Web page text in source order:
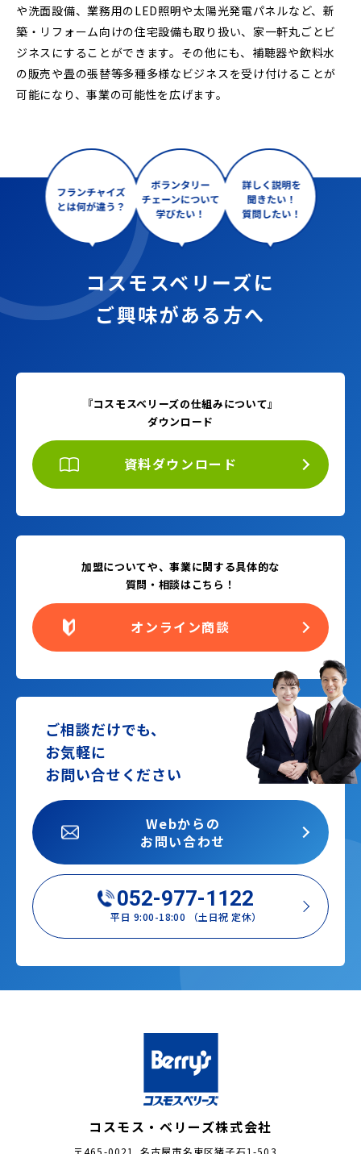
や洗面設備、業務用のLED照明や太陽光発電パネルなど、新
築・リフォーム向けの住宅設備も取り扱い、家一軒丸ごとビ
ジネスにすることができます。その他にも、補聴器や飲料水
の販売や畳の張替等多種多様なビジネスを受け付けることが
可能になり、事業の可能性を広げます。
コスモスベリーズに
ご興味がある方へ
『コスモスベリーズの仕組みについて』
ダウンロード
資料ダウンロード
加盟についてや、事業に関する具体的な
質問・相談はこちら！
オンライン商談
ご相談だけでも、
お気軽に
お問い合せください
052-977-1122
平日 9:00-18:00 （土日祝 定休）
Webからの
お問い合わせ
コスモス・ベリーズ株式会社
〒465-0021 名古屋市名東区猪子石1-503